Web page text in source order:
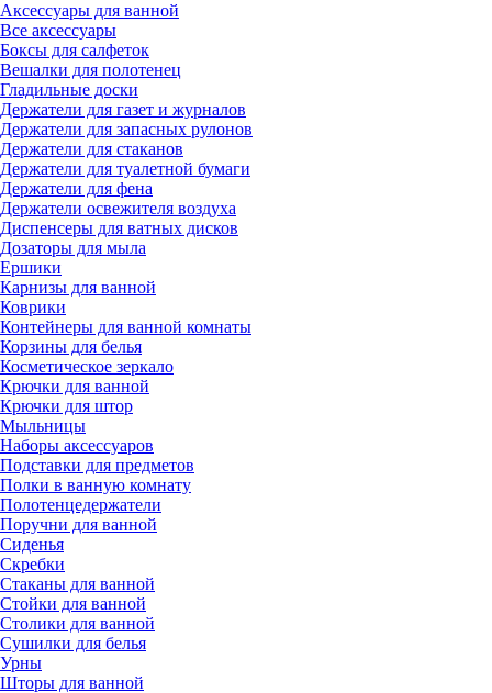
Аксессуары для ванной
Все аксессуары
Боксы для салфеток
Вешалки для полотенец
Гладильные доски
Держатели для газет и журналов
Держатели для запасных рулонов
Держатели для стаканов
Держатели для туалетной бумаги
Держатели для фена
Держатели освежителя воздуха
Диспенсеры для ватных дисков
Дозаторы для мыла
Ершики
Карнизы для ванной
Коврики
Контейнеры для ванной комнаты
Корзины для белья
Косметическое зеркало
Крючки для ванной
Крючки для штор
Мыльницы
Наборы аксессуаров
Подставки для предметов
Полки в ванную комнату
Полотенцедержатели
Поручни для ванной
Сиденья
Скребки
Стаканы для ванной
Стойки для ванной
Столики для ванной
Сушилки для белья
Урны
Шторы для ванной